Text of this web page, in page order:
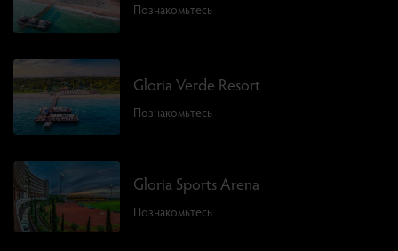
Познакомьтесь
Gloria Verde Resort
Познакомьтесь
Gloria Sports Arena
Познакомьтесь